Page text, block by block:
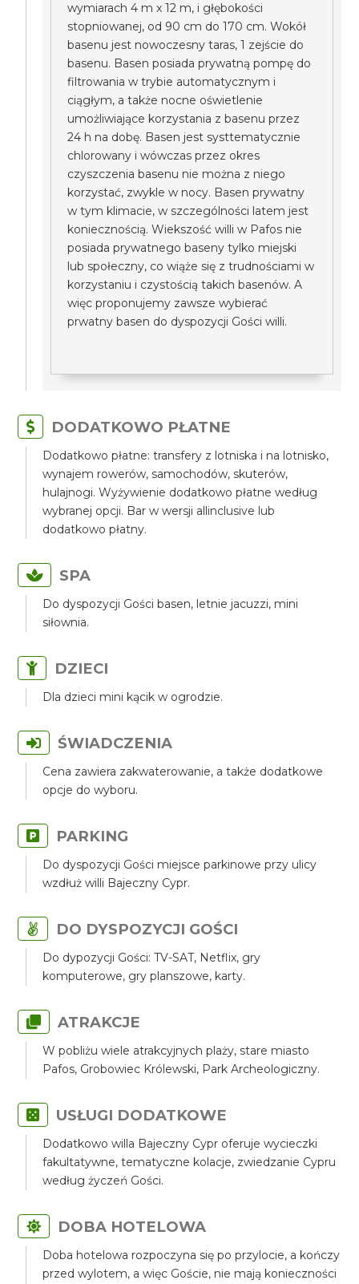
wymiarach 4 m x 12 m, i głębokości
stopniowanej, od 90 cm do 170 cm. Wokół
basenu jest nowoczesny taras, 1 zejście do
basenu. Basen posiada prywatną pompę do
filtrowania w trybie automatycznym i
ciągłym, a także nocne oświetlenie
umożliwiające korzystania z basenu przez
24 h na dobę. Basen jest systtematycznie
chlorowany i wówczas przez okres
czyszczenia basenu nie można z niego
korzystać, zwykle w nocy. Basen prywatny
w tym klimacie, w szczególności latem jest
koniecznością. Wiekszość willi w Pafos nie
posiada prywatnego baseny tylko miejski
lub społeczny, co wiąże się z trudnościami w
korzystaniu i czystością takich basenów. A
więc proponujemy zawsze wybierać
prwatny basen do dyspozycji Gości willi.
DODATKOWO PŁATNE
Dodatkowo płatne: transfery z lotniska i na lotnisko,
wynajem rowerów, samochodów, skuterów,
hulajnogi. Wyżywienie dodatkowo płatne według
wybranej opcji. Bar w wersji allinclusive lub
dodatkowo płatny.
SPA
Do dyspozycji Gości basen, letnie jacuzzi, mini
siłownia.
DZIECI
Dla dzieci mini kącik w ogrodzie.
ŚWIADCZENIA
Cena zawiera zakwaterowanie, a także dodatkowe
opcje do wyboru.
PARKING
Do dyspozycji Gości miejsce parkinowe przy ulicy
wzdłuż willi Bajeczny Cypr.
DO DYSPOZYCJI GOŚCI
Do dypozycji Gości: TV-SAT, Netflix, gry
komputerowe, gry planszowe, karty.
ATRAKCJE
W pobliżu wiele atrakcyjnych plaży, stare miasto
Pafos, Grobowiec Królewski, Park Archeologiczny.
USŁUGI DODATKOWE
Dodatkowo willa Bajeczny Cypr oferuje wycieczki
fakultatywne, tematyczne kolacje, zwiedzanie Cypru
według życzeń Gości.
DOBA HOTELOWA
Doba hotelowa rozpoczyna się po przylocie, a kończy
przed wylotem, a więc Goście, nie mają konieczności